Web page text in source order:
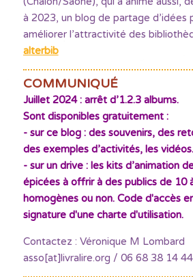
à 2023, un blog de partage d’idées
améliorer l’attractivité des
alterbib
COMMUNIQUÉ
Juillet 2024 : arrêt d’1.2.3 albums.
Sont disponibles gratuitement :
- sur ce blog : des souvenirs, des
des exemples d’activités, les vidéos.
- sur un drive : les kits d’animation
épicées à offrir à des publics de 10
homogènes ou non. Code d'accès
signature d'une charte d'utilisation.
Contactez : Véronique M Lombard
asso[at]livralire.org / 06 68 38 14 44